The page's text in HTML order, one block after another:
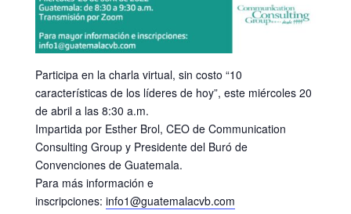
Participa en la charla virtual, sin costo “10
características de los líderes de hoy”, este miércoles 20
de abril a las 8:30 a.m.
Impartida por Esther Brol, CEO de Communication
Consulting Group y Presidente del Buró de
Convenciones de Guatemala.
Para más información e
inscripciones: info1@guatemalacvb.com